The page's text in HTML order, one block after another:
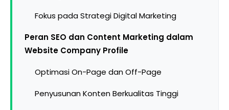
Fokus pada Strategi Digital Marketing
Peran SEO dan Content Marketing dalam
Website Company Profile
Optimasi On-Page dan Off-Page
Penyusunan Konten Berkualitas Tinggi